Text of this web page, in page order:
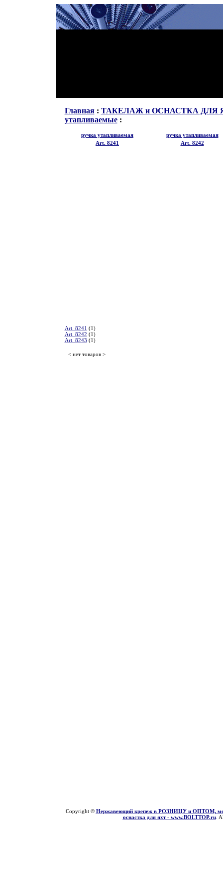
Главная: ТАКЕЛАЖ и ОСНАСТКА ДЛЯ
утапливаемые:
ручка утапливаемая
ручка утапливаемая
Art. 8241
Art. 8242
Art. 8241 (1)
Art. 8242 (1)
Art. 8243 (1)
< нет товаров >
Copyright © Нержавеющий крепеж в РОЗНИЦУ и ОПТОМ,
оснастка для яхт - www.BOLTTOP.ru.